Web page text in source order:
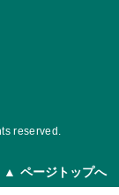
ページトップへ
reserved.